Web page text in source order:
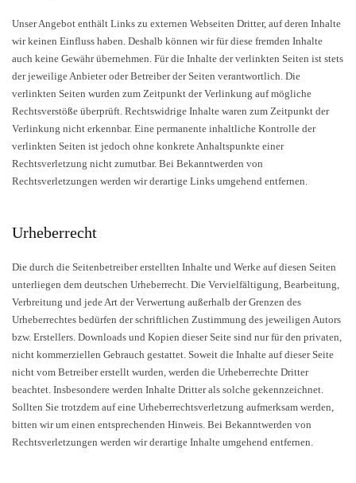
Unser Angebot enthält Links zu externen Webseiten Dritter, auf deren Inhalte
wir keinen Einfluss haben. Deshalb können wir für diese fremden Inhalte
auch keine Gewähr übernehmen. Für die Inhalte der verlinkten Seiten ist stets
der jeweilige Anbieter oder Betreiber der Seiten verantwortlich. Die
verlinkten Seiten wurden zum Zeitpunkt der Verlinkung auf mögliche
Rechtsverstöße überprüft. Rechtswidrige Inhalte waren zum Zeitpunkt der
Verlinkung nicht erkennbar. Eine permanente inhaltliche Kontrolle der
verlinkten Seiten ist jedoch ohne konkrete Anhaltspunkte einer
Rechtsverletzung nicht zumutbar. Bei Bekanntwerden von
Rechtsverletzungen werden wir derartige Links umgehend entfernen.
Urheberrecht
Die durch die Seitenbetreiber erstellten Inhalte und Werke auf diesen Seiten
unterliegen dem deutschen Urheberrecht. Die Vervielfältigung, Bearbeitung,
Verbreitung und jede Art der Verwertung außerhalb der Grenzen des
Urheberrechtes bedürfen der schriftlichen Zustimmung des jeweiligen Autors
bzw. Erstellers. Downloads und Kopien dieser Seite sind nur für den privaten,
nicht kommerziellen Gebrauch gestattet. Soweit die Inhalte auf dieser Seite
nicht vom Betreiber erstellt wurden, werden die Urheberrechte Dritter
beachtet. Insbesondere werden Inhalte Dritter als solche gekennzeichnet.
Sollten Sie trotzdem auf eine Urheberrechtsverletzung aufmerksam werden,
bitten wir um einen entsprechenden Hinweis. Bei Bekanntwerden von
Rechtsverletzungen werden wir derartige Inhalte umgehend entfernen.